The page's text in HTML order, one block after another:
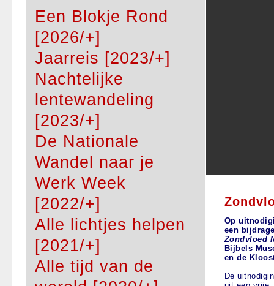
Een Blokje Rond
[2026/+]
Jaarreis [2023/+]
Nachtelijke
lentewandeling
[2023/+]
De Nationale
Wandel naar je
Werk Week
[2022/+]
Alle lichtjes helpen
[2021/+]
Alle tijd van de
Op
een
Zondvloed
Bijbels
en de
De